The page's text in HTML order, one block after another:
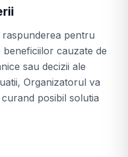
pentru
cauzate de
sau decizii ale
Organizatorul va
posibil solutia